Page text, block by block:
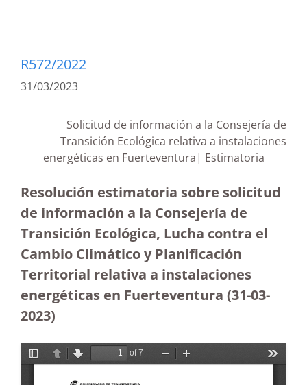
R572/2022
31/03/2023
Solicitud de información a la Consejería de
Transición Ecológica relativa a instalaciones
energéticas en Fuerteventura| Estimatoria
Resolución estimatoria sobre solicitud
de información a la Consejería de
Transición Ecológica, Lucha contra el
Cambio Climático y Planificación
Territorial relativa a instalaciones
energéticas en Fuerteventura (31-03-
2023)